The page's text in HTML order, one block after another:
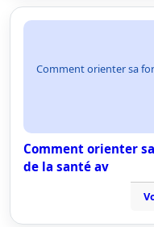
Comment orienter sa
Comment orienter
de la santé av